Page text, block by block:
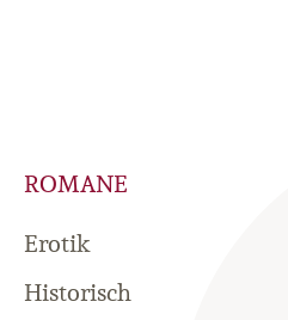
ROMANE
Erotik
Historisch